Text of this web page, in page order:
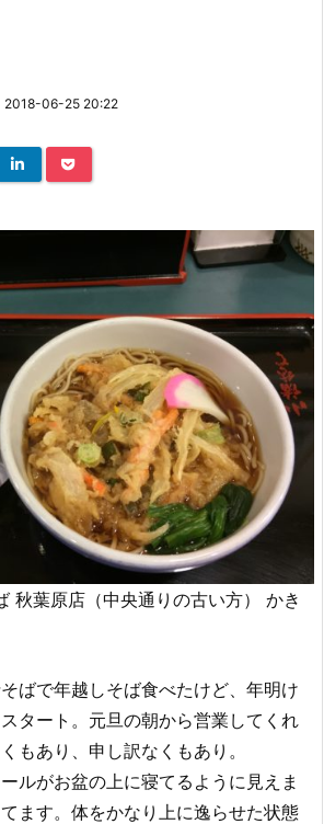
2018-06-25 20:22
秋葉原店（中央通りの古い方） かき
ばで年越しそば食べたけど、年明け
タート。元旦の朝から営業してくれ
もあり、申し訳なくもあり。
ルがお盆の上に寝てるように見えま
ます。体をかなり上に逸らせた状態